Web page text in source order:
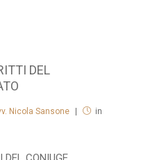
DEL
Nicola Sansone in